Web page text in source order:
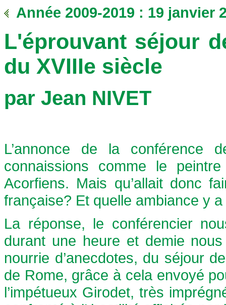
Année 2009-2019 : 19 janvier
L'éprouvant séjour
du XVIIIe siècle
par Jean NIVET
L’annonce de la conférence
connaissions comme le
Acorfiens. Mais qu’allait donc
française? Et quelle ambiance y
La réponse, le conférencier
durant une heure et demie
nourrie d’anecdotes, du séjour
de Rome, grâce à cela envoyé
l’impétueux Girodet, très